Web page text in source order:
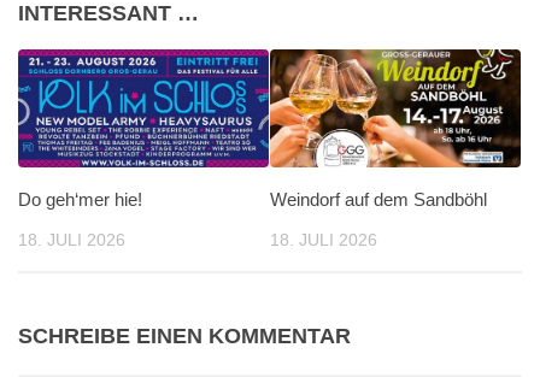
INTERESSANT …
Do geh‘mer hie!
18. JULI 2026
Weindorf auf dem Sandböhl
18. JULI 2026
SCHREIBE EINEN KOMMENTAR